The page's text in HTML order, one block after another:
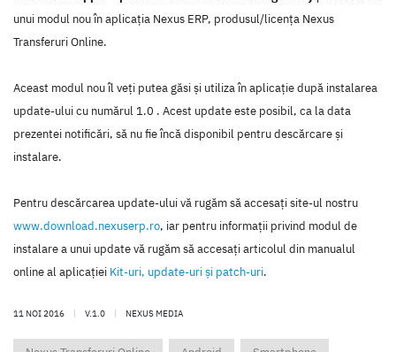
unui modul nou în aplicaţia Nexus ERP, produsul/licenţa Nexus
Transferuri Online.
Aceast modul nou îl veţi putea găsi şi utiliza în aplicaţie după instalarea
update-ului cu numărul 1.0 . Acest update este posibil, ca la data
prezentei notificări, să nu fie încă disponibil pentru descărcare şi
instalare.
Pentru descărcarea update-ului vă rugăm să accesaţi site-ul nostru
www.download.nexuserp.ro, iar pentru informaţii privind modul de
instalare a unui update vă rugăm să accesaţi articolul din manualul
online al aplicaţiei Kit-uri, update-uri şi patch-uri.
11 NOI 2016 | V.1.0 | NEXUS MEDIA